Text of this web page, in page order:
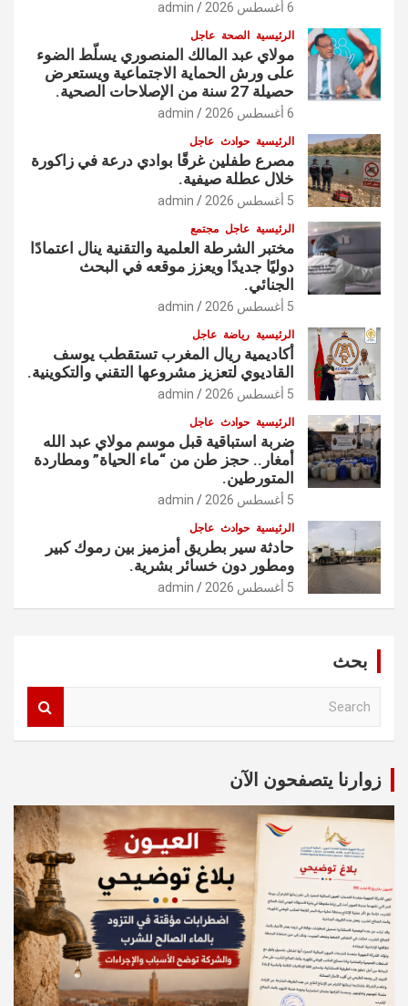
6 أغسطس 2026 admin
الرئيسية الصحة عاجل
مولاي عبد المالك المنصوري يسلّط الضوء
على ورش الحماية الاجتماعية ويستعرض
حصيلة 27 سنة من الإصلاحات الصحية.
6 أغسطس 2026 admin
الرئيسية حوادث عاجل
مصرع طفلين غرقًا بوادي درعة في زاكورة
خلال عطلة صيفية.
5 أغسطس 2026 admin
الرئيسية عاجل مجتمع
مختبر الشرطة العلمية والتقنية ينال اعتمادًا
دوليًا جديدًا ويعزز موقعه في البحث
الجنائي.
5 أغسطس 2026 admin
الرئيسية رياضة عاجل
أكاديمية ريال المغرب تستقطب يوسف
القاديوي لتعزيز مشروعها التقني والتكوينية.
5 أغسطس 2026 admin
الرئيسية حوادث عاجل
ضربة استباقية قبل موسم مولاي عبد الله
أمغار.. حجز طن من “ماء الحياة” ومطاردة
المتورطين.
5 أغسطس 2026 admin
الرئيسية حوادث عاجل
حادثة سير بطريق أمزميز بين رموك كبير
ومطور دون خسائر بشرية.
5 أغسطس 2026 admin
بحث
c
h
زوارنا يتصفحون الآن